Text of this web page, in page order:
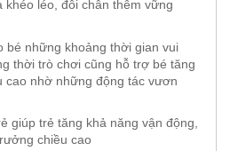
khéo léo, đôi chân thêm vững
bé những khoảng thời gian vui
thời trò chơi cũng hỗ trợ bé tăng
cao nhờ những động tác vươn
giúp trẻ tăng khả năng vận động,
chiều cao